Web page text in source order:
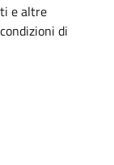
e altre
di